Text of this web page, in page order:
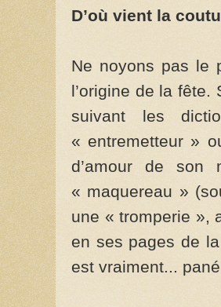
D’où vient la
Ne noyons pas le
l’origine de la fête.
suivant les
« entremetteur »
d’amour de
« maquereau »
une « tromperie »,
en ses pages de
est vraiment...